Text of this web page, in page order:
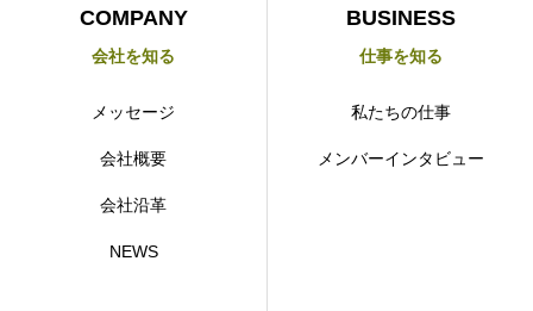
COMPANY
会社を知る
メッセージ
会社概要
会社沿革
NEWS
BUSINESS
仕事を知る
私たちの仕事
メンバーインタビュー